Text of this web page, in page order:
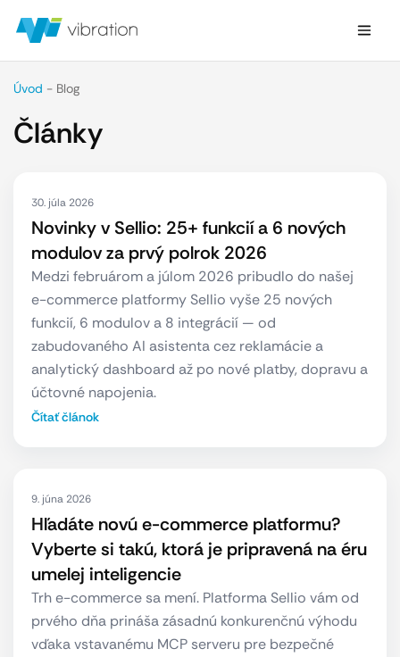
Úvod - Blog
Články
30. júla 2026
Novinky v Sellio: 25+ funkcií a 6 nových
modulov za prvý polrok 2026
Medzi februárom a júlom 2026 pribudlo do našej
e-commerce platformy Sellio vyše 25 nových
funkcií, 6 modulov a 8 integrácií — od
zabudovaného AI asistenta cez reklamácie a
analytický dashboard až po nové platby, dopravu a
účtovné napojenia.
Čítať článok
9. júna 2026
Hľadáte novú e-commerce platformu?
Vyberte si takú, ktorá je pripravená na éru
umelej inteligencie
Trh e-commerce sa mení. Platforma Sellio vám od
prvého dňa prináša zásadnú konkurenčnú výhodu
vďaka vstavanému MCP serveru pre bezpečné